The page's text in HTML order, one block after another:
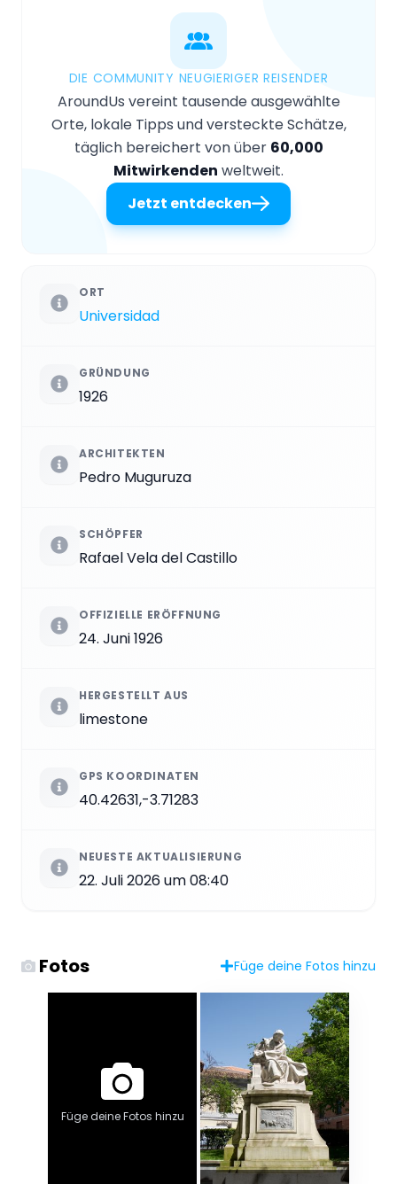
DIE COMMUNITY NEUGIERIGER REISENDER
AroundUs vereint tausende ausgewählte
Orte, lokale Tipps und versteckte Schätze,
täglich bereichert von über 60,000
Mitwirkenden weltweit.
Jetzt entdecken
ORT
Universidad
GRÜNDUNG
1926
ARCHITEKTEN
Pedro Muguruza
SCHÖPFER
Rafael Vela del Castillo
OFFIZIELLE ERÖFFNUNG
24. Juni 1926
HERGESTELLT AUS
limestone
GPS KOORDINATEN
40.42631,-3.71283
NEUESTE AKTUALISIERUNG
22. Juli 2026 um 08:40
Fotos Füge deine Fotos hinzu
Füge deine Fotos hinzu